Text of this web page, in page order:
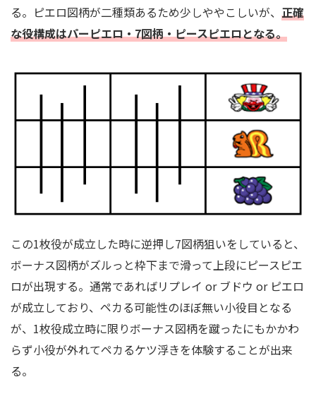
る。ピエロ図柄が二種類あるため少しややこしいが、 正確
な役構成はパーピエロ・7図柄・ピースピエロとなる。
この1枚役が成立した時に逆押し7図柄狙いをしていると、
ボーナス図柄がズルっと枠下まで滑って上段にピースピエ
ロが出現する。通常であればリプレイ or ブドウ or ピエロ
が成立しており、ペカる可能性のほぼ無い小役目となる
が、1枚役成立時に限りボーナス図柄を蹴ったにもかかわ
らず小役が外れてペカるケツ浮きを体験することが出来
る。